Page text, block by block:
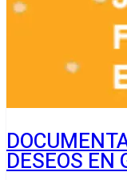
DESEOS EN